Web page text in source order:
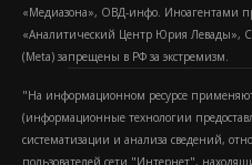
«Медиазона», ОВД-инфо. Иноагентами
«Аналитический Центр Юрия Левады»,
(Metа) запрещены в РФ за экстремизм.
"На информационном ресурсе
(информационные технологии
систематизации и анализа сведений,